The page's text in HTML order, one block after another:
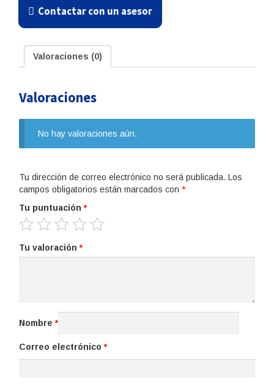
Contactar con un asesor
Valoraciones (0)
Valoraciones
No hay valoraciones aún.
Tu dirección de correo electrónico no será publicada. Los
campos obligatorios están marcados con *
Tu puntuación *
Tu valoración *
Nombre *
Correo electrónico *